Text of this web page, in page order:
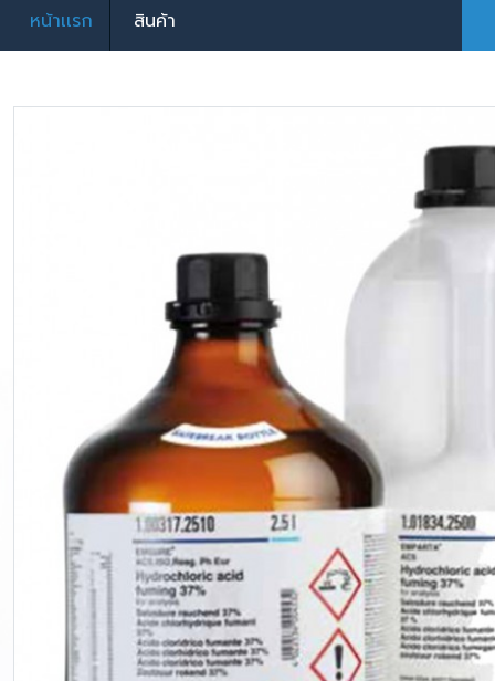
หน้าเเรก สินค้า